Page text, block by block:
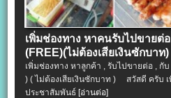
เพิ่มช่องทาง หาคนรับไปขายต่
(FREE)(ไม่ต้องเสียเงินซักบาท)
เพิ่มช่องทาง หาลูกค้า , รับไปขายต่อ , กับ
) ( ไม่ต้องเสียเงินซักบาท ) สวัสดี ครับ
ประชาสัมพันธ์[อ่านต่อ]